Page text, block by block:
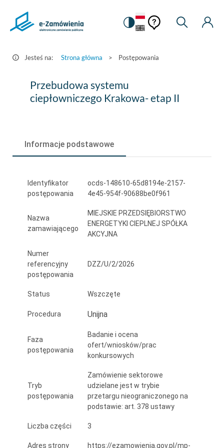
Postępowania
Zamówienia.gov.pl
Zmiana
na
kontrastową
Pomoc
kontekstowa
Pomoc
Moje
Jesteś na: Strona główna > Postępowania
Przebudowa
systemu
etap
Przebudowa systemu
ciepłowniczego Krakowa- etap II
Informacje podstawowe
Identyfikator
postępowania
ocds-148610-65d8194e-2157-
4e45-954f-90688be0f961
Nazwa
zamawiającego
MIEJSKIE PRZEDSIĘBIORSTWO
ENERGETYKI CIEPLNEJ SPÓŁKA
AKCYJNA
Numer
referencyjny
postępowania
DZZ/U/2/2026
Status Wszczęte
Procedura Unijna
Faza
postępowania
Badanie i ocena
ofert/wniosków/prac
konkursowych
Tryb
postępowania
Zamówienie sektorowe
udzielane jest w trybie
przetargu nieograniczonego na
podstawie: art. 378 ustawy
Liczba części 3
Adres strony https://ezamowienia.gov.pl/mp-